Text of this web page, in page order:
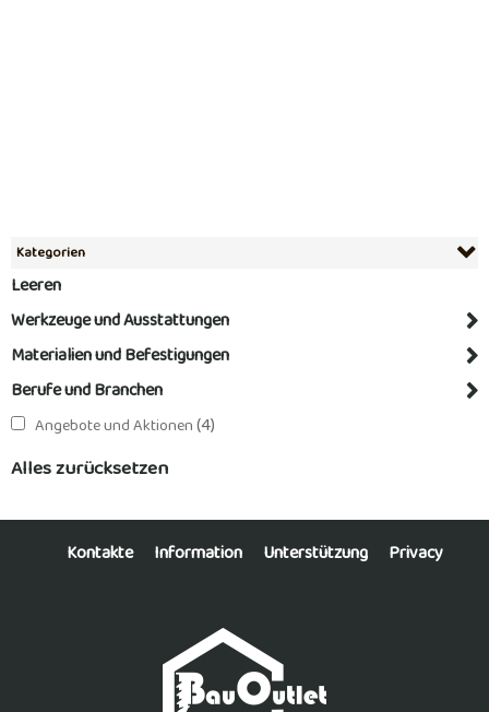
Kategorien
Leeren
Werkzeuge und Ausstattungen
Materialien und Befestigungen
Berufe und Branchen
Angebote und Aktionen(4)
Alles zurücksetzen
Kontakte Information Unterstützung Privacy